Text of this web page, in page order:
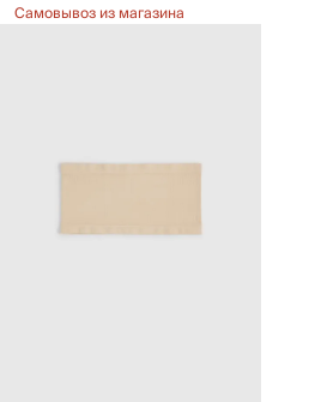
Самовывоз из магазина